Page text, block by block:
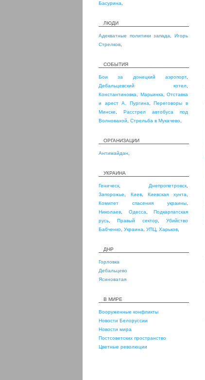
Басурина
ЛЮДИ
Адекватные политики запада ,Игорь
Стрелков
СОБЫТИЯ
Бои за донецкий аэропорт,
Дебальцевский котел
Константиновка
Марьинка
Отставка
и арест А. Пургина ,Переговоры в
Минске
Расстрел автобуса под
Волновахой
Стрельба в Мукачево
ОРГАНИЗАЦИИ
Антимайдан
УКРАИНА
Геническ Днепропетровск
Запорожье
Киев,Киевская хунта
Комитет спасения украины
Николаев
Одесса
Подкарпатская
русь ,Правый сектор,Убийство
Бабченко Украина УПЦ Харьков
ДНР
Горловка
Дебальцево
Ясиноватая
В МИРЕ
Вооруженные конфликты
Новости Белоруссии
Новости мира
Постсоветских пространство
Цветные революции